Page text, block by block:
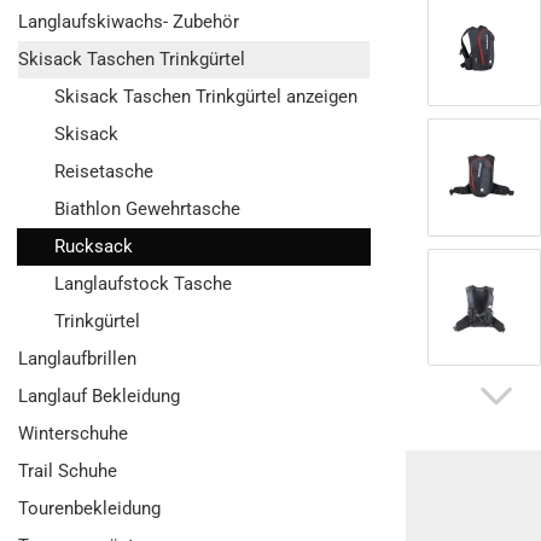
Langlaufskiwachs- Zubehör
Skisack Taschen Trinkgürtel
Skisack Taschen Trinkgürtel anzeigen
Skisack
Reisetasche
Biathlon Gewehrtasche
Rucksack
Langlaufstock Tasche
Trinkgürtel
Langlaufbrillen
Langlauf Bekleidung
Winterschuhe
Trail Schuhe
Tourenbekleidung